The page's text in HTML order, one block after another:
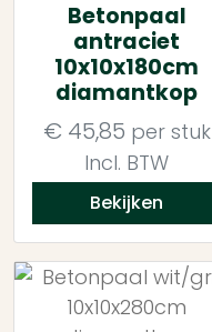
Betonpaal
antraciet
10x10x180cm
diamantkop
€ 45,85 per stuk
Incl. BTW
Bekijken